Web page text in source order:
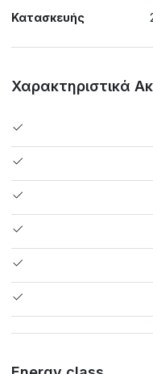
Κατασκευής
Χαρακτηριστικά